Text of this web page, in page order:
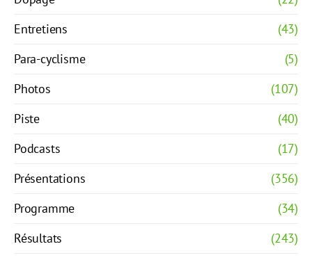
Entretiens
(43)
Para-cyclisme
(5)
Photos
(107)
Piste
(40)
Podcasts
(17)
Présentations
(356)
Programme
(34)
Résultats
(243)